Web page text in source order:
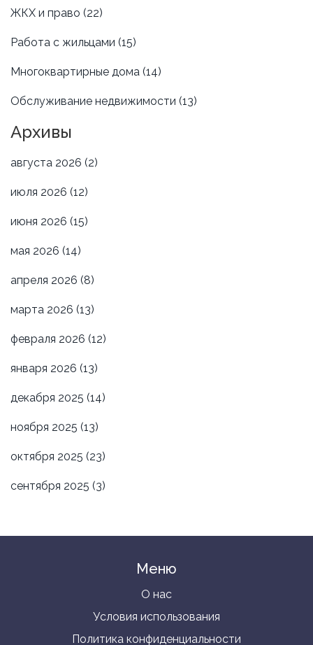
ЖКХ и право (22)
Работа с жильцами (15)
Многоквартирные дома (14)
Обслуживание недвижимости (13)
Архивы
августа 2026 (2)
июля 2026 (12)
июня 2026 (15)
мая 2026 (14)
апреля 2026 (8)
марта 2026 (13)
февраля 2026 (12)
января 2026 (13)
декабря 2025 (14)
ноября 2025 (13)
октября 2025 (23)
сентября 2025 (3)
Меню
О нас
Условия использования
Политика конфиденциальности